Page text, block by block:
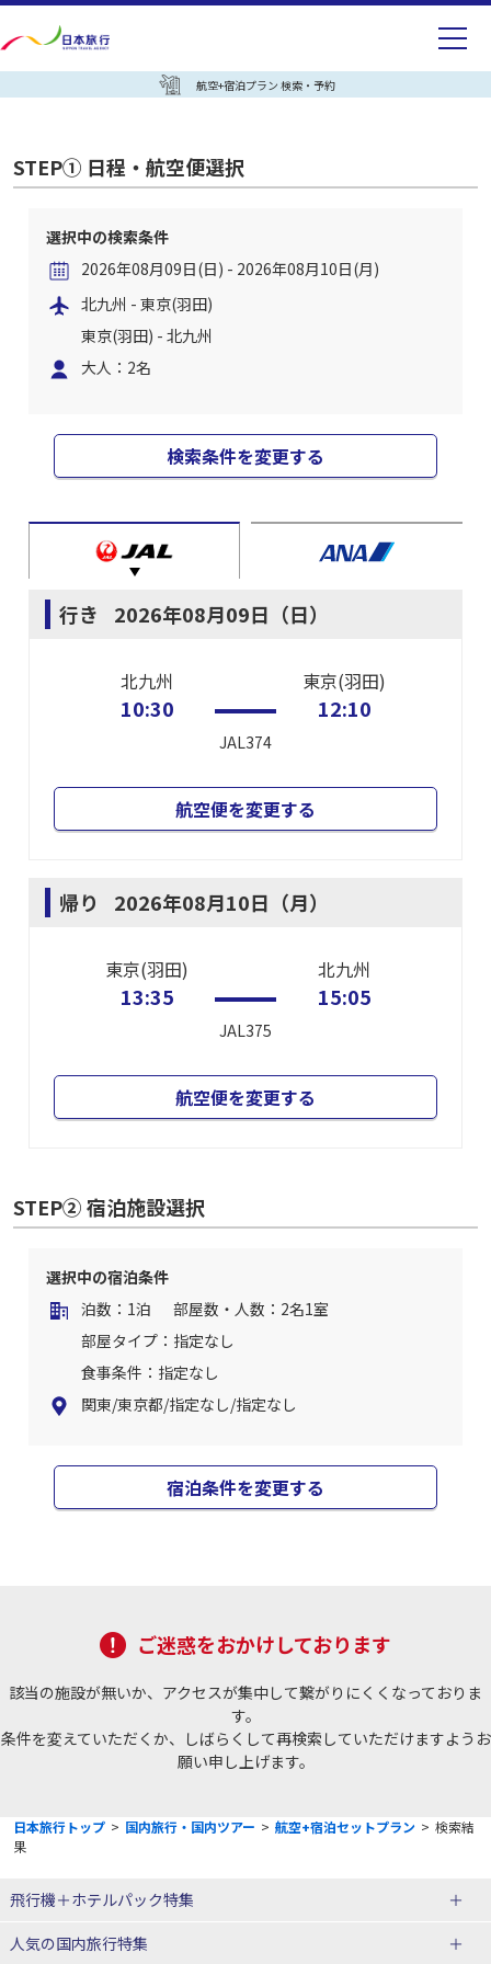
航空+宿泊プラン 検索・予約
STEP① 日程・航空便選択
選択中の検索条件
2026年08月09日(日) - 2026年08月10日(月)
北九州 - 東京(羽田)
東京(羽田) - 北九州
大人：2名
検索条件を変更する
行き 2026年08月09日（日）
北九州
10:30
JAL374
東京(羽田)
12:10
航空便を変更する
帰り 2026年08月10日（月）
東京(羽田)
13:35
JAL375
北九州
15:05
航空便を変更する
STEP② 宿泊施設選択
選択中の宿泊条件
泊数：1泊
部屋数・人数：2名1室
部屋タイプ：指定なし
食事条件：指定なし
関東/東京都/指定なし/指定なし
宿泊条件を変更する
ご迷惑をおかけしております
該当の施設が無いか、アクセスが集中して繋がりにくくなっておりま
す。
条件を変えていただくか、しばらくして再検索していただけますようお
願い申し上げます。
日本旅行トップ > 国内旅行・国内ツアー > 航空+宿泊セットプラン > 検索結
果
飛行機＋ホテルパック特集
赤い風船ダイナミックパッケージ
ＪＡＬで行く飛行機+ホテルパック
人気の国内旅行特集